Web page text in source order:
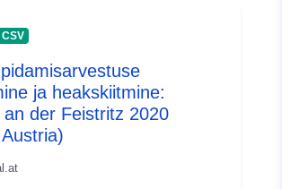
CSV
ja heakskiitmine:
der Feistritz 2020